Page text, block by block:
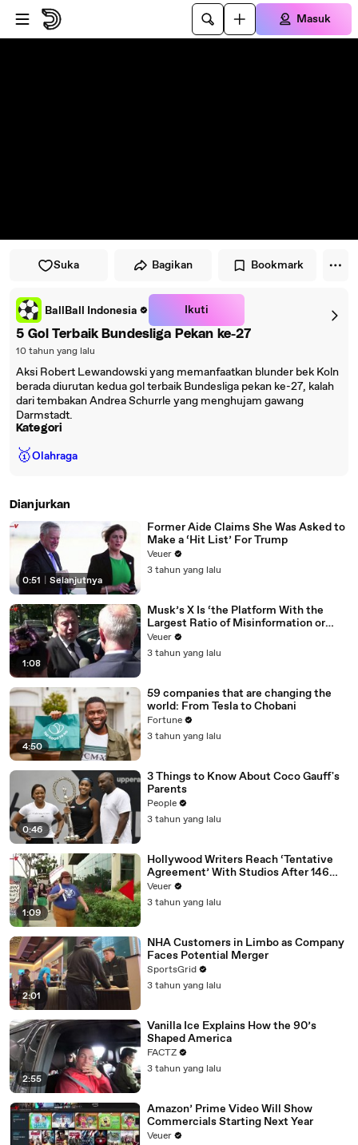
Lewati ke pemutar
Lewatkan ke konten utama
Masuk
Suka Bagikan Bookmark
BallBall Indonesia Ikuti
5 Gol Terbaik Bundesliga Pekan ke-27
10 tahun yang lalu
Aksi Robert Lewandowski yang memanfaatkan blunder bek Koln
berada diurutan kedua gol terbaik Bundesliga pekan ke-27, kalah
dari tembakan Andrea Schurrle yang menghujam gawang
Darmstadt.
Kategori
🥇Olahraga
Dianjurkan
0:51 Selanjutnya
Former Aide Claims She Was Asked to
Make a ‘Hit List’ For Trump
Veuer
3 tahun yang lalu
1:08
Musk’s X Is ‘the Platform With the
Largest Ratio of Misinformation or
Disinformation’ Amongst All Social
Media Platforms
Veuer
3 tahun yang lalu
4:50
59 companies that are changing the
world: From Tesla to Chobani
Fortune
3 tahun yang lalu
0:46
3 Things to Know About Coco Gauff's
Parents
People
3 tahun yang lalu
1:09
Hollywood Writers Reach ‘Tentative
Agreement’ With Studios After 146
Day Strike
Veuer
3 tahun yang lalu
2:01
NHA Customers in Limbo as Company
Faces Potential Merger
SportsGrid
3 tahun yang lalu
2:55
Vanilla Ice Explains How the 90’s
Shaped America
FACTZ
3 tahun yang lalu
Amazon’ Prime Video Will Show
Commercials Starting Next Year
Veuer